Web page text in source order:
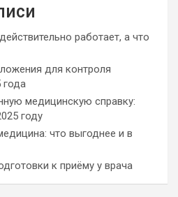
работает, а что
для контроля
года
медицинскую справку:
году
что выгоднее и в
к приёму у врача